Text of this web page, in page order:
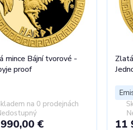
mince Bájní tvorové -
proof
na 0 prodejnách
€ 11